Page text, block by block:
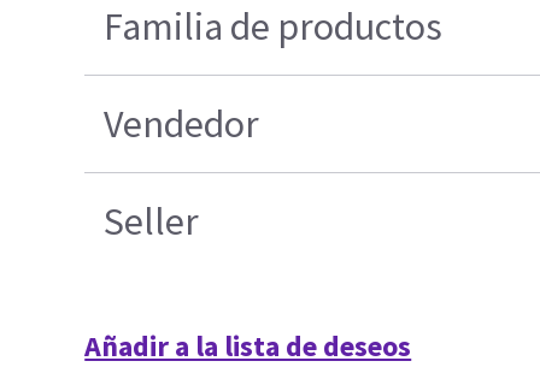
Familia de productos
Vendedor
Seller
Añadir a la lista de deseos